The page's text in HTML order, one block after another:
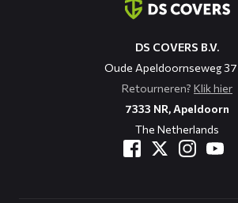
DS COVERS B.V.
Oude Apeldoornseweg 37
Retourneren? Klik hier
7333 NR, Apeldoorn
The Netherlands